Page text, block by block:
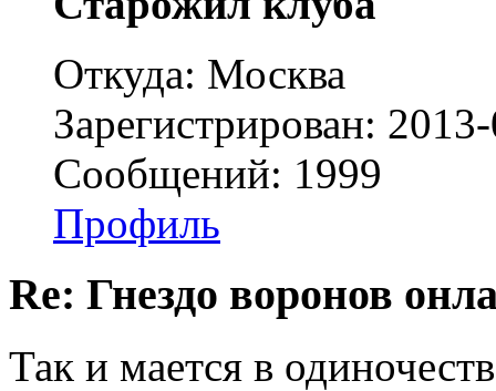
Откуда: Москва
Зарегистрирован:
Сообщений: 1999
Профиль
Re: Гнездо воронов
Так и мается в